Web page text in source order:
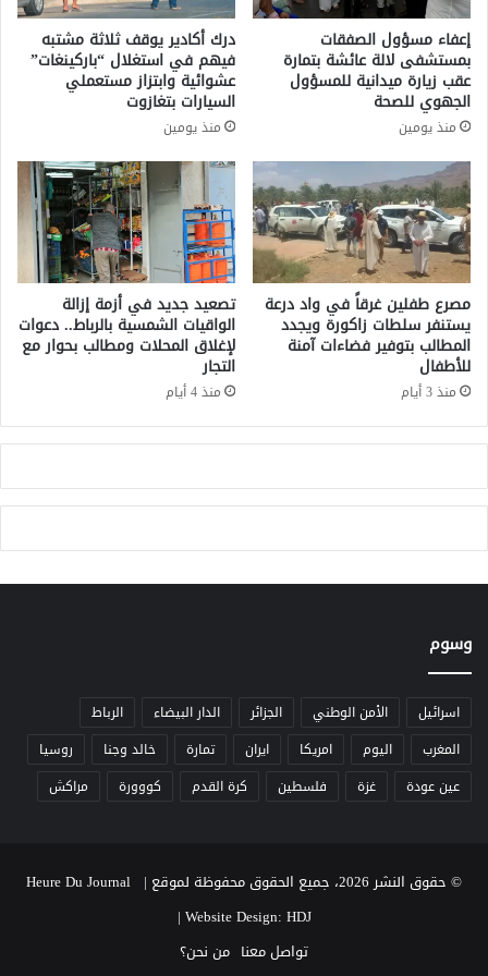
ث
ي
ر
ج
د
ل
اً
و
ا
س
ع
اً
ب
ي
ن
ا
ل
ز
ع
ن
ب
ل
ذ
ك
ا
ء
ا
ل
ا
ص
ط
ن
ا
ع
ي
و
ت
ط
ق
و
ل
إ
ق
ي
إعفاء مسؤول الصفقات
بمستشفى لالة عائشة بتمارة
عقب زيارة ميدانية للمسؤول
الجهوي للصحة
منذ يومين
درك أكادير يوقف ثلاثة مشتبه
فيهم في استغلال “باركينغات”
عشوائية وابتزاز مستعملي
السيارات بتغازوت
منذ يومين
مصرع طفلين غرقاً في واد درعة
يستنفر سلطات زاكورة ويجدد
المطالب بتوفير فضاءات آمنة
للأطفال
منذ 3 أيام
تصعيد جديد في أزمة إزالة
الواقيات الشمسية بالرباط.. دعوات
لإغلاق المحلات ومطالب بحوار مع
التجار
منذ 4 أيام
وسوم
اسرائيل الأمن الوطني الجزائر الدار البيضاء
الرباط
المغرب
اليوم امريكا ايران تمارة خالد وجنا
روسيا
عين عودة
غزة فلسطين كرة القدم كووورة مراكش
© حقوق النشر 2026، جميع الحقوق محفوظة لموقع Heure Du Journal |
Website Design: HDJ
|
تواصل معنا من نحن؟